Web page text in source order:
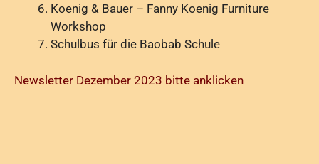
Koenig & Bauer – Fanny Koenig Furniture
Workshop
Schulbus für die Baobab Schule
Newsletter Dezember 2023 bitte anklicken